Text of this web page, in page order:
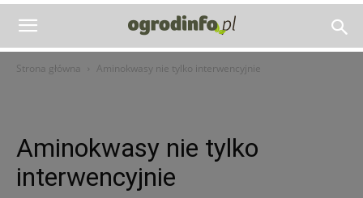
Strona główna Aminokwasy nie tylko interwencyjnie
Aminokwasy nie tylko
interwencyjnie